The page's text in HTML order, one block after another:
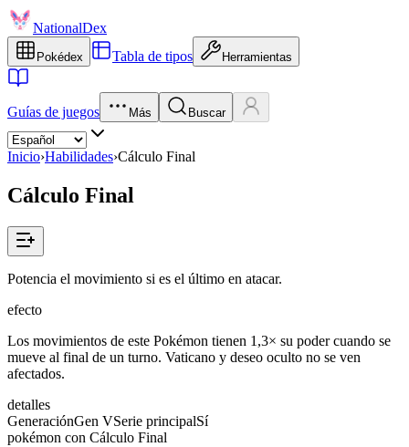
NationalDex
Pokédex Tabla de tipos Herramientas
Guías de juegos Más Buscar
Inicio›Habilidades›Cálculo Final
Cálculo Final
Potencia el movimiento si es el último en atacar.
efecto
Los movimientos de este Pokémon tienen 1,3× su poder cuando se
mueve al final de un turno. Vaticano y deseo oculto no se ven
afectados.
detalles
GeneraciónGen VSerie principalSí
pokémon con Cálculo Final